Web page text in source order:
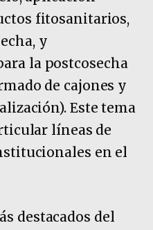
fitosanitarios,
y
la postcosecha
de cajones y
Este tema
líneas de
en el
destacados del